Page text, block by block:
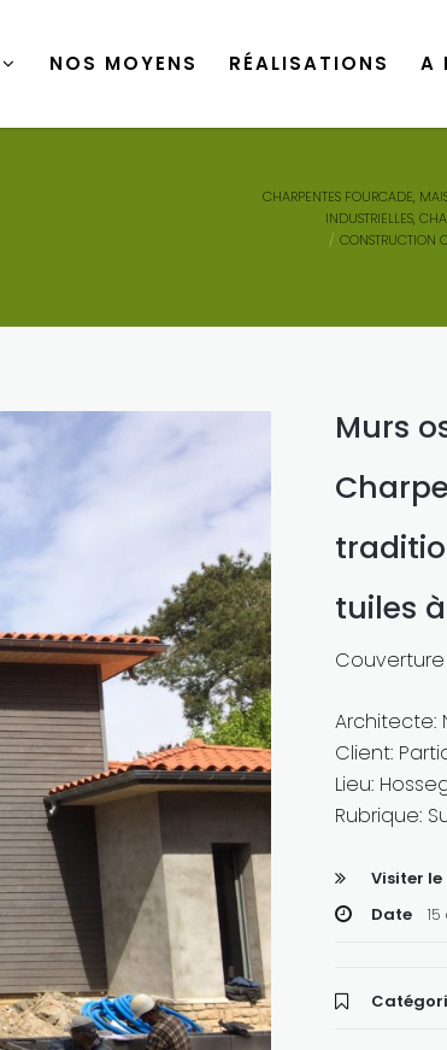
NOS MOYENS RÉALISATIONS A
CHARPENTES FOURCADE,
INDUSTRIELLES,
CONSTRUCTION
Murs
tuiles
Architecte:
Client:
Lieu:
Rubrique:
Visiter
Date